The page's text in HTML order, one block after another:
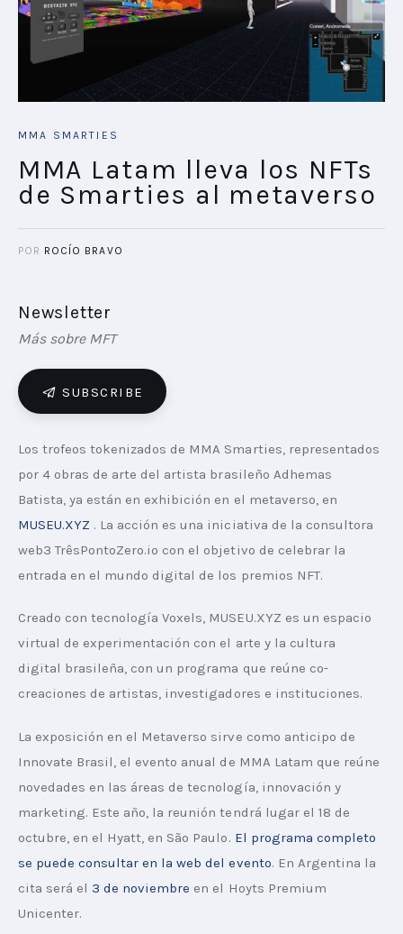
MMA SMARTIES
MMA Latam lleva los NFTs
de Smarties al metaverso
POR ROCÍO BRAVO
Newsletter
Más sobre MFT
SUBSCRIBE
Los trofeos tokenizados de MMA Smarties, representados
por 4 obras de arte del artista brasileño Adhemas
Batista, ya están en exhibición en el metaverso, en
MUSEU.XYZ . La acción es una iniciativa de la consultora
web3 TrêsPontoZero.io con el objetivo de celebrar la
entrada en el mundo digital de los premios NFT.
Creado con tecnología Voxels, MUSEU.XYZ es un espacio
virtual de experimentación con el arte y la cultura
digital brasileña, con un programa que reúne co-
creaciones de artistas, investigadores e instituciones.
La exposición en el Metaverso sirve como anticipo de
Innovate Brasil, el evento anual de MMA Latam que reúne
novedades en las áreas de tecnología, innovación y
marketing. Este año, la reunión tendrá lugar el 18 de
octubre, en el Hyatt, en São Paulo. El programa completo
se puede consultar en la web del evento. En Argentina la
cita será el 3 de noviembre en el Hoyts Premium
Unicenter.